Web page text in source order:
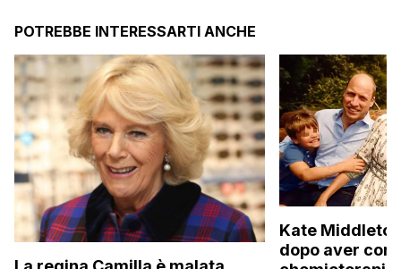
POTREBBE INTERESSARTI ANCHE
Kate
dopo aver